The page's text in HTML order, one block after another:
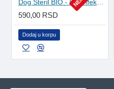
590,00 RSD
Dodaj u korpu